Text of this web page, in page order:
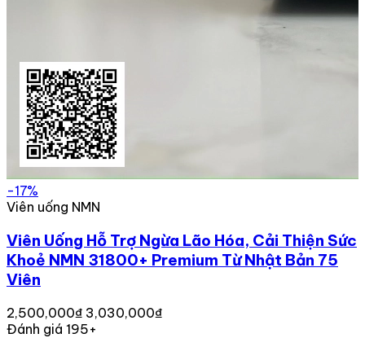
-17%
Viên uống NMN
Viên Uống Hỗ Trợ Ngừa Lão Hóa, Cải Thiện Sức
Khoẻ NMN 31800+ Premium Từ Nhật Bản 75
Viên
2,500,000₫ 3,030,000₫
Đánh giá 195+